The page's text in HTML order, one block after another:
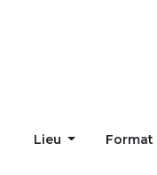
Lieu Format